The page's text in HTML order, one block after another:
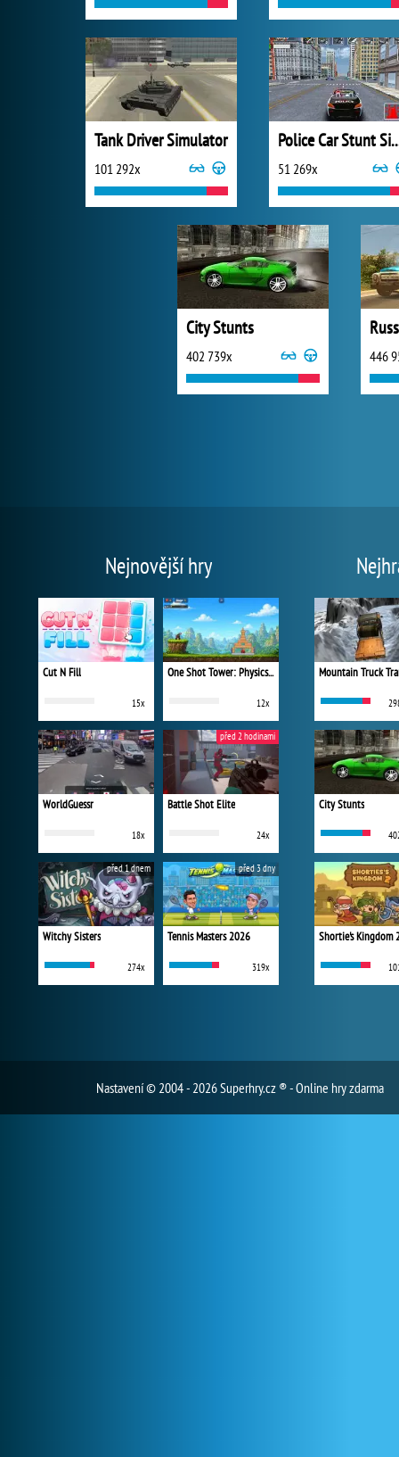
Tank Driver Simulator
101 292x
Police Car
51 269x
City Stunts
402 739x 446
Nejnovější hry
Cut N Fill
15x
One Shot Tower: Physics Destroyer
12x
WorldGuessr
18x
Battle Shot Elite
24x
před 2 hodinami
Witchy Sisters
274x
před 1 dnem
Tennis Masters 2026
319x
před 3 dny
Mountain Truck
City Stunts
Shortie's Kingdom
Nastavení© 2004 - 2026 Superhry.cz ® - Online hry zdarma